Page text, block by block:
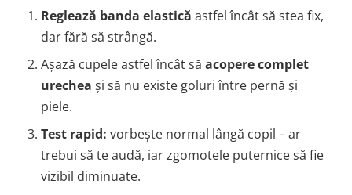
Reglează banda elastică astfel încât să stea fix,
dar fără să strângă.
Așază cupele astfel încât să acopere complet
urechea și să nu existe goluri între pernă și
piele.
Test rapid: vorbește normal lângă copil – ar
trebui să te audă, iar zgomotele puternice să fie
vizibil diminuate.